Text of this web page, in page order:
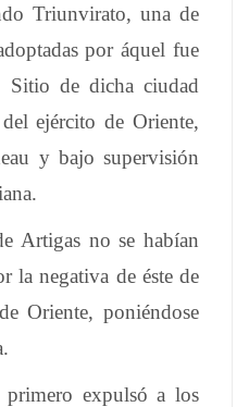
Triunvirato, una de
por áquel fue
Sitio de dicha ciudad
ejército de Oriente,
y bajo supervisión
Artigas no se habían
la negativa de éste de
Oriente, poniéndose
expulsó a los